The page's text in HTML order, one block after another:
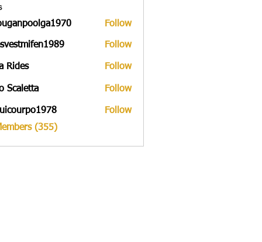
Follow
Follow
Rides Follow
Scaletta Follow
Follow
(355)